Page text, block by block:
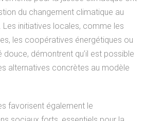
du changement climatique au
initiatives locales, comme les
les coopératives énergétiques ou
démontrent qu’il est possible
alternatives concrètes au modèle
favorisent également le